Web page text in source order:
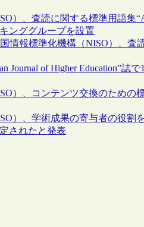
）、査読に関する標準用語集
ンググループを設置
情報標準化機構（NISO）、査
Journal of Higher Education”
）、コンテンツ交換のための
）、学術成果の寄与者の役割
されたと発表